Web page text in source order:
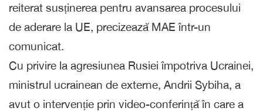
reiterat susținerea pentru avansarea procesului
de aderare la UE, precizează MAE într-un
comunicat.
Cu privire la agresiunea Rusiei împotriva Ucrainei,
ministrul ucrainean de externe, Andrii Sybiha, a
avut o intervenție prin video-conferință în care a